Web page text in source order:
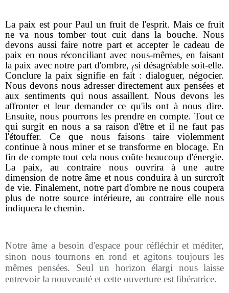
La paix est pour Paul un fruit de l'esprit. Mais ce fruit
ne va nous tomber tout cuit dans la bouche. Nous
devons aussi faire notre part et accepter le cadeau de
paix en nous réconciliant avec nous-mêmes, en faisant
la paix avec notre part d'ombre, {si désagréable soit-elle.
Conclure la paix signifie en fait : dialoguer, négocier.
Nous devons nous adresser directement aux pensées et
aux sentiments qui nous assaillent. Nous devons les
affronter et leur demander ce qu'ils ont à nous dire.
Ensuite, nous pourrons les prendre en compte. Tout ce
qui surgit en nous a sa raison d'être et il ne faut pas
l'étouffer. Ce que nous faisons taire violemment
continue à nous miner et se transforme en blocage. En
fin de compte tout cela nous coûte beaucoup d'énergie.
La paix, au contraire nous ouvrira à une autre
dimension de notre âme et nous conduira à un surcroît
de vie. Finalement, notre part d'ombre ne nous coupera
plus de notre source intérieure, au contraire elle nous
indiquera le chemin.
Notre âme a besoin d'espace pour réfléchir et méditer,
sinon nous tournons en rond et agitons toujours les
mêmes pensées. Seul un horizon élargi nous laisse
entrevoir la nouveauté et cette ouverture est libératrice.